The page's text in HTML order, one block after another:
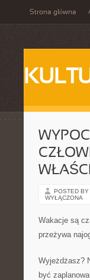
Strona główna
POSTED BY
WYŁĄCZONA
Wakacje są
przeżywa
Wyjeżdżasz?
być